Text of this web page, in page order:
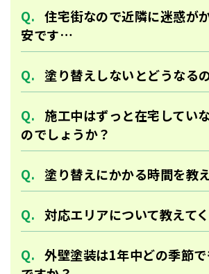
住宅街なので近隣に迷惑が
安です…
塗り替えしないとどうなる
施工中はずっと在宅してい
のでしょうか？
塗り替えにかかる時間を教
対応エリアについて教えてく
外壁塗装は1年中どの季節